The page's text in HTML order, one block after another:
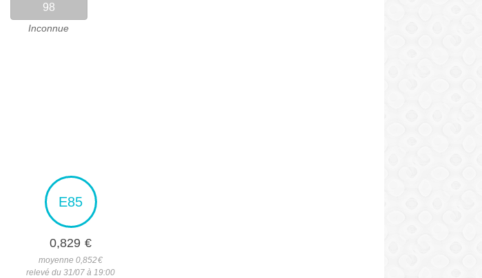
98
Inconnue
E85
0,829 €
moyenne 0,852€
relevé du 31/07 à 19:00